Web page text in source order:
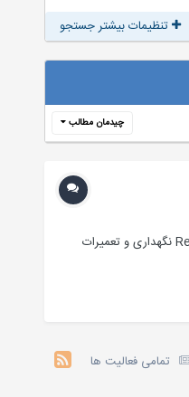
تنظیمات بیشتر جستجو
چیدمان مطالب
مطالبی كه در این فایل می خوانید عبارتند از: سیر تحولات نگهداری و تعمیرات دوره نخست و BM دوره دوم و TPM دوره سوم و RCM سیستم نگهداری و تعمیرات واكنشی Reactive Maintenance نگهداری و تعمیرات
تمامی فعالیت ها